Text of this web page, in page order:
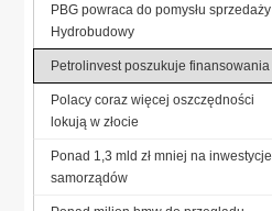
PBG powraca do pomysłu sprzedaży
Hydrobudowy
Petrolinvest poszukuje finansowania
Polacy coraz więcej oszczędności
lokują w złocie
Ponad 1,3 mld zł mniej na inwestycje
samorządów